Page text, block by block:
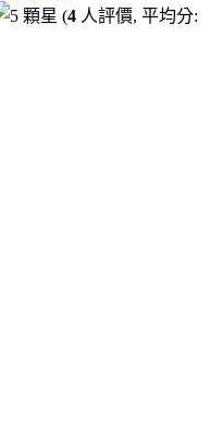
(4 人評價, 平均分: